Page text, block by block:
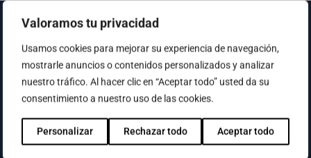
Valoramos tu privacidad
Usamos cookies para mejorar su experiencia de navegación,
mostrarle anuncios o contenidos personalizados y analizar
nuestro tráfico. Al hacer clic en “Aceptar todo” usted da su
consentimiento a nuestro uso de las cookies.
Personalizar Rechazar todo Aceptar todo
Mira aquest vídeo
What's new in Veeam Backup &
Replication v12